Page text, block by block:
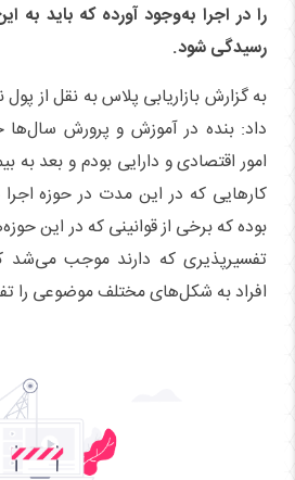
را در اجرا به‌وجود آورده که باید به
رسیدگی شود.
به گزارش بازاریابی پلاس به نقل از
داد: بنده در آموزش و پرورش
امور اقتصادی و دارایی بودم و بعد به
کارهایی که در این مدت در حوزه اجرا
بوده که برخی از قوانینی که در این
تفسیرپذیری که دارند موجب می‌شد
افراد به شکل‌های مختلف موضوعی را